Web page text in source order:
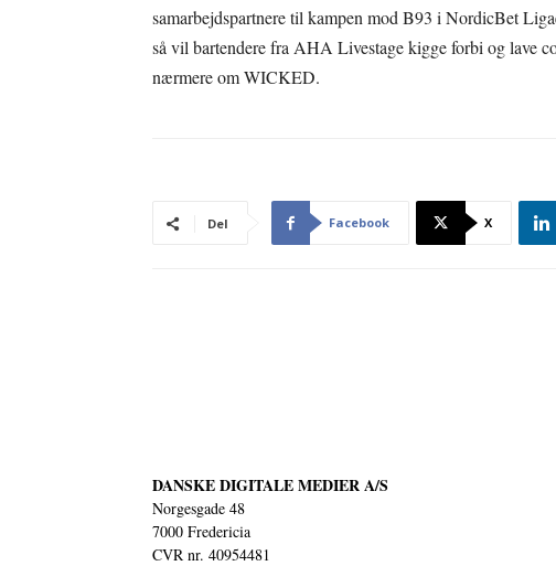
samarbejdspartnere til kampen mod B93 i NordicBet
så vil bartendere fra AHA Livestage kigge forbi og lave
nærmere om WICKED.
Del Facebook X
DANSKE DIGITALE MEDIER A/S
Norgesgade 48
7000 Fredericia
CVR nr. 40954481